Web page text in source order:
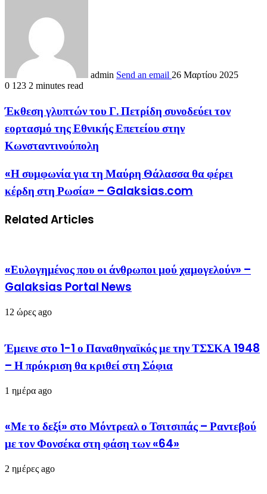
admin Send an email 26 Μαρτίου 2025
0 123 2 minutes read
Έκθεση γλυπτών του Γ. Πετρίδη συνοδεύει τον
εορτασμό της Εθνικής Επετείου στην
Κωνσταντινούπολη
«Η συμφωνία για τη Μαύρη Θάλασσα θα φέρει
κέρδη στη Ρωσία» – Galaksias.com
Related Articles
«Ευλογημένος που οι άνθρωποι μού χαμογελούν» –
Galaksias Portal News
12 ώρες ago
Έμεινε στο 1-1 ο Παναθηναϊκός με την ΤΣΣΚΑ 1948
– Η πρόκριση θα κριθεί στη Σόφια
1 ημέρα ago
«Με το δεξί» στο Μόντρεαλ ο Τσιτσιπάς – Ραντεβού
με τον Φονσέκα στη φάση των «64»
2 ημέρες ago